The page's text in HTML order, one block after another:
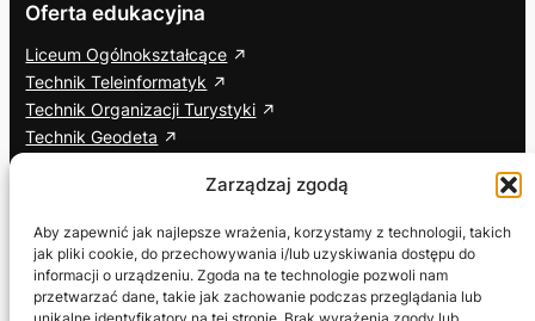
Zarządzaj zgodą
Aby zapewnić jak najlepsze wrażenia, korzystamy z technologii, takich
jak pliki cookie, do przechowywania i/lub uzyskiwania dostępu do
informacji o urządzeniu. Zgoda na te technologie pozwoli nam
przetwarzać dane, takie jak zachowanie podczas przeglądania lub
Oferta edukacyjna
Liceum Ogólnokształcące
Technik Teleinformatyk
Technik Organizacji Turystyki
Technik Geodeta
Cisco Networking Academy
Informacje dodatkowe
ETR – Tekst łatwy do czytania
Social media
Facebook